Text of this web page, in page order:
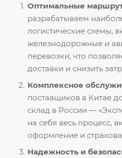
Оптимальные
разрабатываем
логистические схемы,
железнодорожные и
перевозки, что
доставки и снизить
Комплексное
поставщиков в Китае
склад в России —
на себя весь процесс,
оформление и
Надежность и